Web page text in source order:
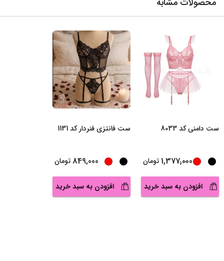
ست دامنی کد 8033
...
1,377,000 تومان
افزودن به سبد خرید
ست فانتزی فنردار کد 1131
849,000 تومان
افزودن به سبد خرید